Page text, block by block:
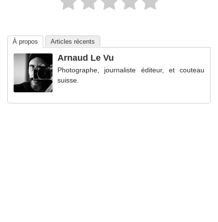
À propos Articles récents
Arnaud Le Vu
Photographe, journaliste éditeur, et couteau
suisse.